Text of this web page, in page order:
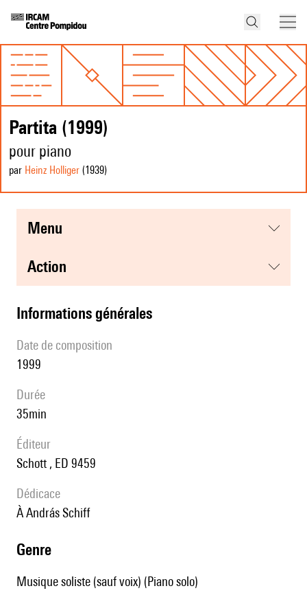
Partita (1999)
pour piano
par Heinz Holliger (1939)
menu
action
informations générales
date de composition
1999
durée
35min
éditeur
Schott , ED 9459
Dédicace
à András Schiff
genre
Musique soliste (sauf voix) (Piano solo)